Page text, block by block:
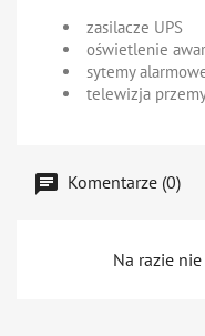
zasilacze UPS
oświetlenie
sytemy
telewizja
Komentarze (0)
Na razie